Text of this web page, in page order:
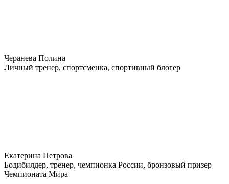
Черанева Полина
Личный тренер, спортсменка, спортивный блогер
Екатерина Петрова
Бодибилдер, тренер, чемпионка России, бронзовый призер
Чемпионата Мира